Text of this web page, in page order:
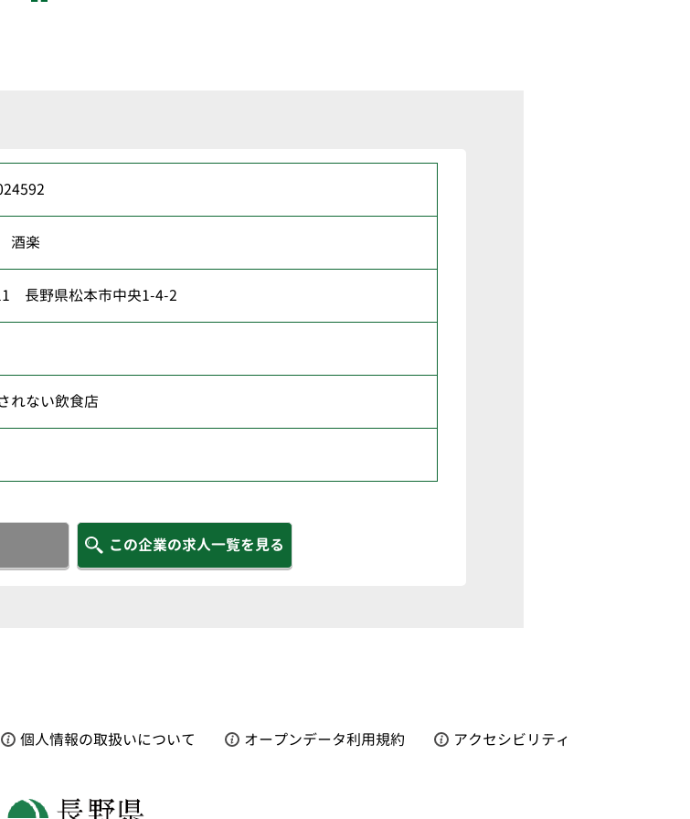
酒楽
長野県松本市中央1-4-2
れない飲食店
この企業の求人一覧を見る
個人情報の取扱いについて オープンデータ利用規約 アクセシビリティ